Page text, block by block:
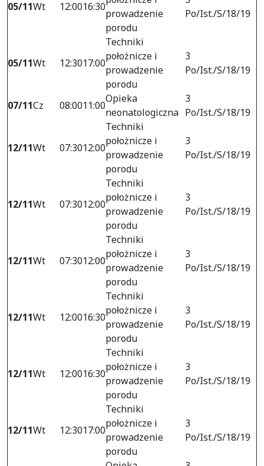
05/11Wt 12:0016:30
prowadzenie
porodu
Po/Ist./S/18/19
05/11Wt 12:3017:00
Techniki
położnicze i
prowadzenie
porodu
3
Po/Ist./S/18/19
07/11Cz 08:0011:00
Opieka
neonatologiczna
3
Po/Ist./S/18/19
12/11Wt 07:3012:00
Techniki
położnicze i
prowadzenie
porodu
3
Po/Ist./S/18/19
12/11Wt 07:3012:00
Techniki
położnicze i
prowadzenie
porodu
3
Po/Ist./S/18/19
12/11Wt 07:3012:00
Techniki
położnicze i
prowadzenie
porodu
3
Po/Ist./S/18/19
12/11Wt 12:0016:30
Techniki
położnicze i
prowadzenie
porodu
3
Po/Ist./S/18/19
12/11Wt 12:0016:30
Techniki
położnicze i
prowadzenie
porodu
3
Po/Ist./S/18/19
12/11Wt 12:3017:00
Techniki
położnicze i
prowadzenie
porodu
3
Po/Ist./S/18/19